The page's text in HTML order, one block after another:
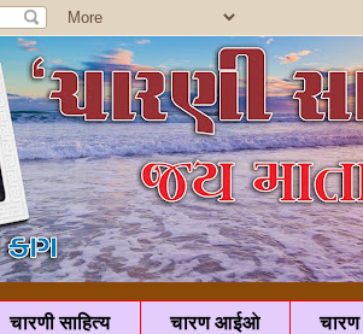
चारणी साहित्य चारण आईओ चारण